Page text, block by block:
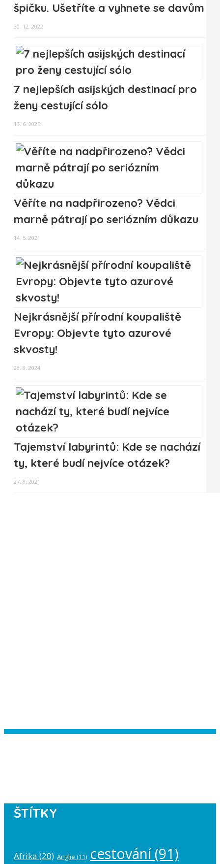
špičku. Ušetříte a vyhnete se davům
30. 12. 2022
7 nejlepších asijských destinací pro
ženy cestující sólo
13. 6. 2025
Věříte na nadpřirozeno? Vědci
marně pátrají po seriózním důkazu
14. 5. 2021
Nejkrásnější přírodní koupaliště
Evropy: Objevte tyto azurové
skvosty!
23. 8. 2024
Tajemství labyrintů: Kde se nachází
ty, které budí nejvíce otázek?
27. 8. 2021
ŠTÍTKY
Afrika (20) Anglie (11) cestování(91)